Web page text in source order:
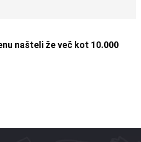
našteli že več kot 10.000